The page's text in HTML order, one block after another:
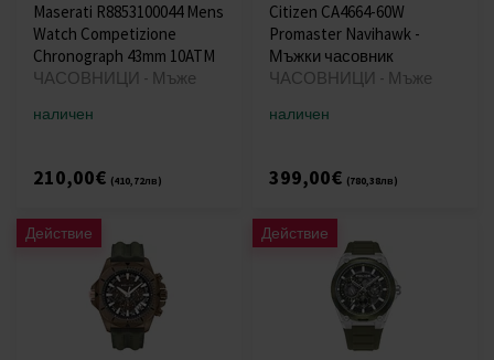
Maserati R8853100044 Mens
Watch Competizione
Chronograph 43mm 10ATM
ЧАСОВНИЦИ - Мъже
наличен
210,00€ (410,72лв)
Citizen CA4664-60W
Promaster Navihawk -
Мъжки часовник
ЧАСОВНИЦИ - Мъже
наличен
399,00€ (780,38лв)
Действие Действие